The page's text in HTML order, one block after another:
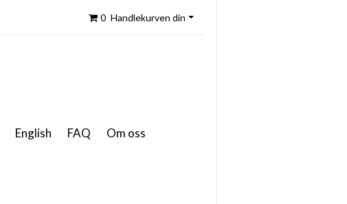
0 Handlekurven din
English FAQ
Om oss